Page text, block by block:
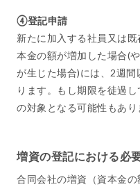
④登記申請
新たに加入する社員又は
本金の額が増加した場合(
が生じた場合)には、2週
ります。もし期限を徒過
の対象となる可能性もあり
増資の登記における必
合同会社の増資（資本金